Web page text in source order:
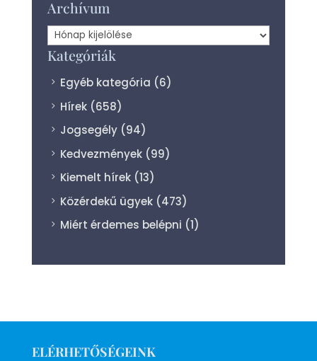
Archívum
Archívum
Kategóriák
Egyéb kategória (6)
Hírek (658)
Jogsegély (94)
Kedvezmények (99)
Kiemelt hírek (13)
Közérdekű ügyek (473)
Miért érdemes belépni (1)
ELÉRHETŐSÉGEINK